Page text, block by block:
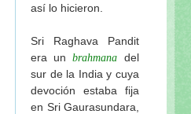
así lo hicieron.
Sri Raghava Pandit
era un brahmana del
sur de la India y cuya
devoción estaba fija
en Sri Gaurasundara,